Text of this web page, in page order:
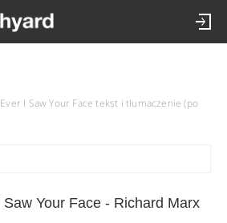
I Saw Your Face tekst i tłumaczenie (po
Your Face - Richard Marx